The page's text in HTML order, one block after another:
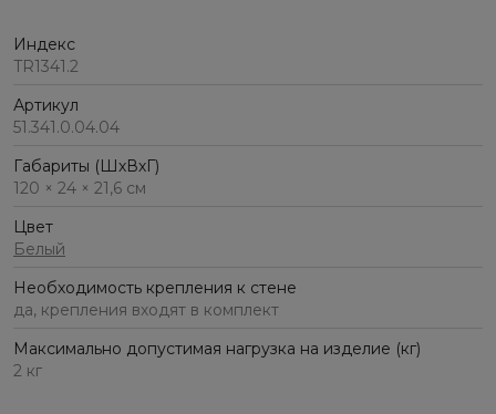
Индекс
TR1341.2
Артикул
51.341.0.04.04
Габариты (ШхВхГ)
120 × 24 × 21,6 см
Цвет
Белый
Необходимость крепления к стене
да, крепления входят в комплект
Максимально допустимая нагрузка на изделие (кг)
2 кг